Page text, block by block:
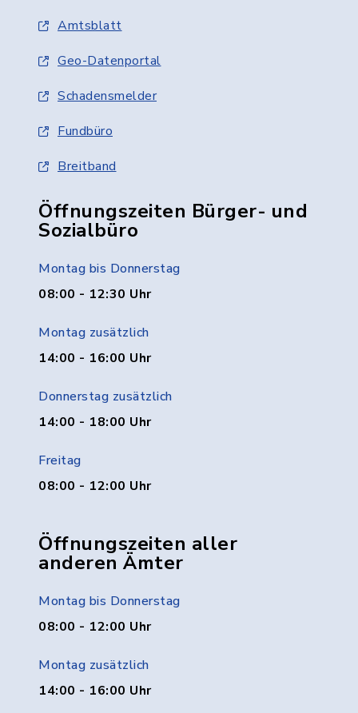
Amtsblatt
Geo-Datenportal
Schadensmelder
Fundbüro
Breitband
Öffnungszeiten Bürger- und
Sozialbüro
Montag bis Donnerstag
08:00 - 12:30 Uhr
Montag zusätzlich
14:00 - 16:00 Uhr
Donnerstag zusätzlich
14:00 - 18:00 Uhr
Freitag
08:00 - 12:00 Uhr
Öffnungszeiten aller
anderen Ämter
Montag bis Donnerstag
08:00 - 12:00 Uhr
Montag zusätzlich
14:00 - 16:00 Uhr